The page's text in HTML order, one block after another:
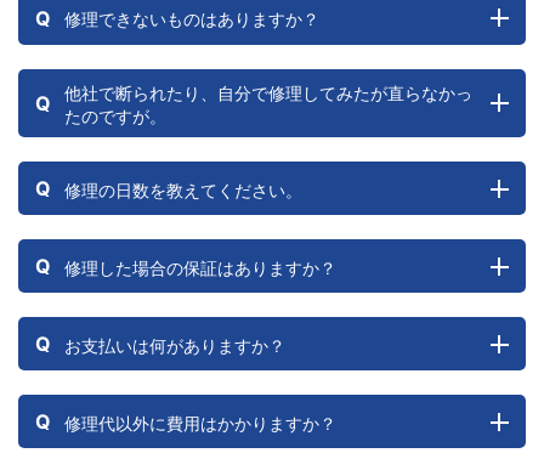
Q 修理できないものはありますか？
Q
他社で断られたり、自分で修理してみたが直らなかっ
たのですが。
Q 修理の日数を教えてください。
Q 修理した場合の保証はありますか？
Q お支払いは何がありますか？
Q 修理代以外に費用はかかりますか？